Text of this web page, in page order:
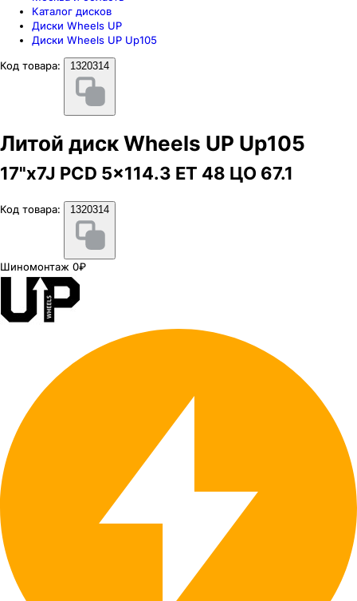
Каталог дисков
Диски Wheels UP
Диски Wheels UP Up105
Код товара:
1320314
Литой диск Wheels UP Up105
17"x7J PCD 5x114.3 ЕТ 48 ЦО 67.1
Код товара: 1320314
Шиномонтаж 0₽